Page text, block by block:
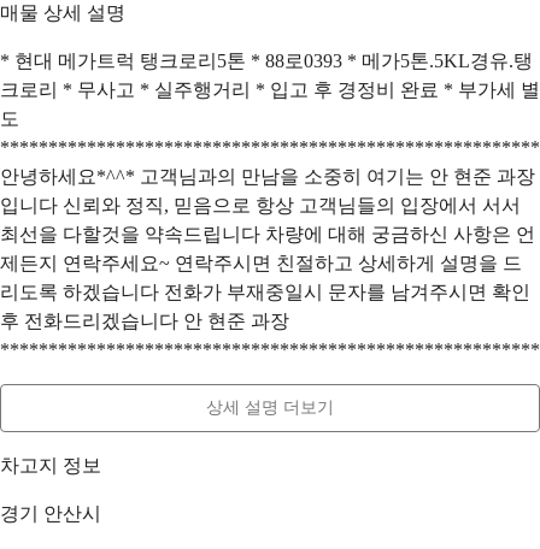
매물 상세 설명
* 현대 메가트럭 탱크로리5톤 * 88로0393 * 메가5톤.5KL경유.탱
크로리 * 무사고 * 실주행거리 * 입고 후 경정비 완료 * 부가세 별
도
안녕하세요*^^* 고객님과의 만남을 소중히 여기는 안 현준 과장
입니다 신뢰와 정직, 믿음으로 항상 고객님들의 입장에서 서서
최선을 다할것을 약속드립니다 차량에 대해 궁금하신 사항은 언
제든지 연락주세요~ 연락주시면 친절하고 상세하게 설명을 드
리도록 하겠습니다 전화가 부재중일시 문자를 남겨주시면 확인
후 전화드리겠습니다 안 현준 과장
상세 설명 더보기
차고지 정보
경기 안산시